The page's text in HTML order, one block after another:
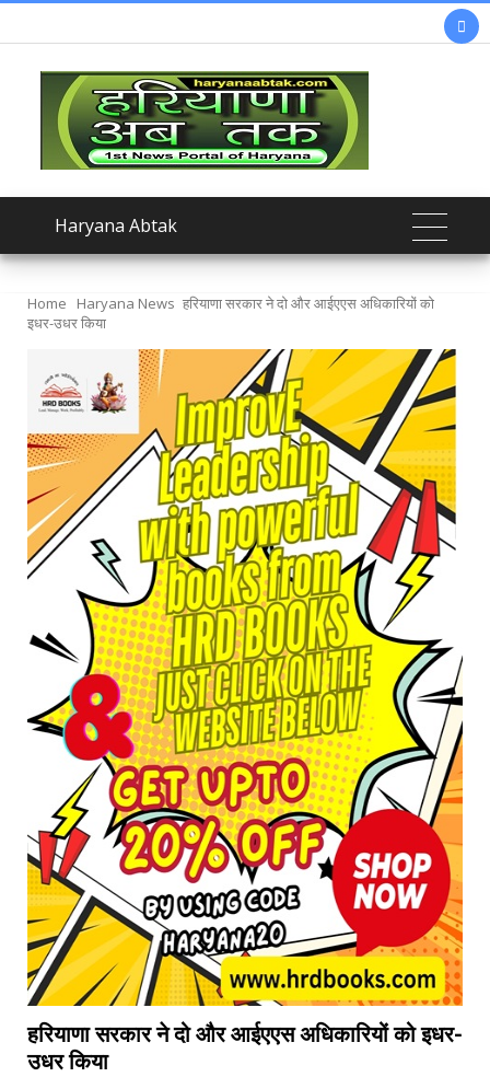

Haryana Abtak
Home Haryana News हरियाणा सरकार ने दो और आईएएस अधिकारियों को
इधर-उधर किया
हरियाणा सरकार ने दो और आईएएस अधिकारियों को इधर-
उधर किया